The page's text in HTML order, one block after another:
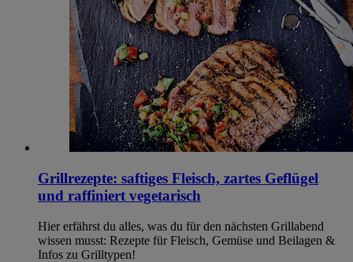
Grillrezepte: saftiges Fleisch, zartes Geflügel
und raffiniert vegetarisch
Hier erfährst du alles, was du für den nächsten Grillabend
wissen musst: Rezepte für Fleisch, Gemüse und Beilagen &
Infos zu Grilltypen!